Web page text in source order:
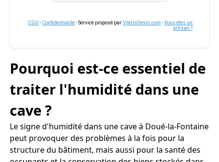
CGU - Confidentialité- Service proposé parViteUnDevis.com -Vous êtes un
artisan ?
Pourquoi est-ce essentiel de
traiter l'humidité dans une
cave ?
Le signe d'humidité dans une cave à Doué-la-Fontaine
peut provoquer des problèmes à la fois pour la
structure du bâtiment, mais aussi pour la santé des